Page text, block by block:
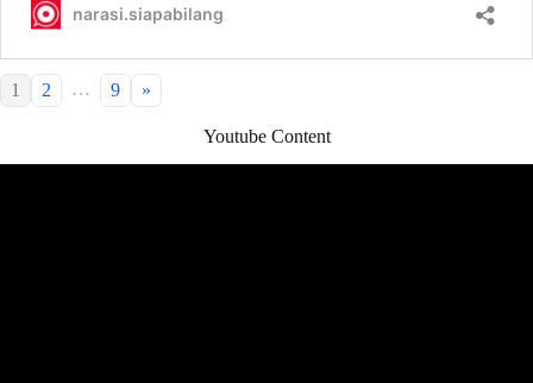
1 2 … 9 »
Youtube Content